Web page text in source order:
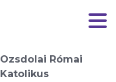
Ozsdolai Római
Katolikus